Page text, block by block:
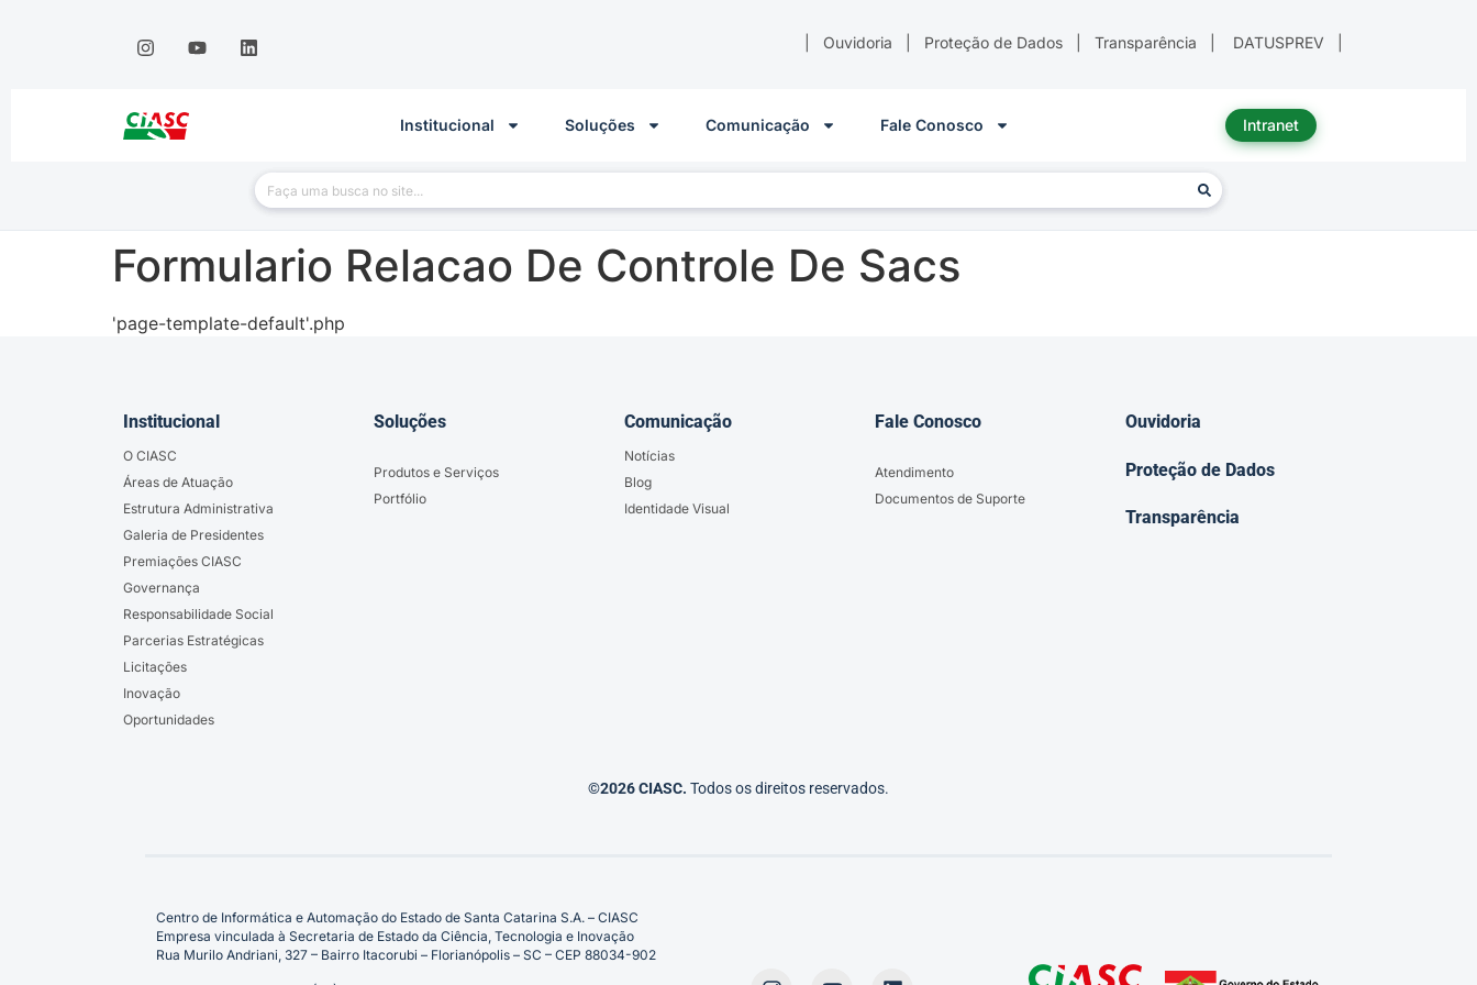
Ouvidoria Proteção de Dados Transparência DATUSPREV
Institucional Soluções Comunicação Fale Conosco Intranet
Formulario Relacao De Controle De Sacs
'page-template-default'.php
Institucional
O CIASC
Áreas de Atuação
Estrutura Administrativa
Galeria de Presidentes
Premiações CIASC
Governança
Responsabilidade Social
Parcerias Estratégicas
Licitações
Inovação
Oportunidades
Soluções
Produtos e Serviços
Portfólio
Comunicação
Notícias
Blog
Identidade Visual
Fale Conosco
Atendimento
Documentos de Suporte
Ouvidoria
Proteção de Dados
Transparência
©2026 CIASC. Todos os direitos reservados.
Centro de Informática e Automação do Estado de Santa Catarina S.A. – CIASC
Empresa vinculada à Secretaria de Estado da Ciência, Tecnologia e Inovação
Rua Murilo Andriani, 327 – Bairro Itacorubi – Florianópolis – SC – CEP 88034-902